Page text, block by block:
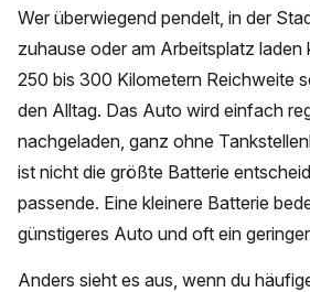
Wer überwiegend pendelt, in der
zuhause oder am Arbeitsplatz laden
250 bis 300 Kilometern Reichweite
den Alltag. Das Auto wird einfach
nachgeladen, ganz ohne
ist nicht die größte Batterie
passende. Eine kleinere Batterie
günstigeres Auto und oft ein
Anders sieht es aus, wenn du